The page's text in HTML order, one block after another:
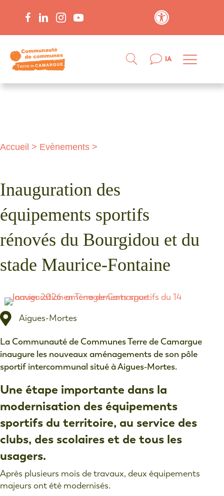
IA
Accueil > Evènements >
Inauguration des
équipements sportifs
rénovés du Bourgidou et du
stade Maurice-Fontaine
Aigues-Mortes
La Communauté de Communes Terre de Camargue
inaugure les nouveaux aménagements de son pôle
sportif intercommunal situé à Aigues-Mortes.
Une étape importante dans la
modernisation des équipements
sportifs du territoire, au service des
clubs, des scolaires et de tous les
usagers.
Après plusieurs mois de travaux, deux équipements
majeurs ont été modernisés.